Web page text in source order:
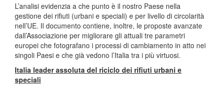
L’analisi evidenzia a che punto è il nostro Paese nella
gestione dei rifiuti (urbani e speciali) e per livello di circolarità
nell’UE. Il documento contiene, inoltre, le proposte avanzate
dall’Associazione per migliorare gli attuali tre parametri
europei che fotografano i processi di cambiamento in atto nei
singoli Paesi e che già vedono l’Italia tra i più virtuosi.
Italia leader assoluta del riciclo dei rifiuti urbani e
speciali